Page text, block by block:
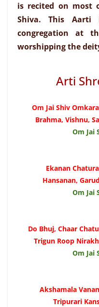
is recited on most
Shiva. This
congregation at
worshipping the
Arti
Om Jai Shiv
Brahma, Vishnu,
Om Jai
Ekanan
Hansanan,
Om Jai
Do Bhuj, Chaar
Trigun Roop
Om Jai
Akshamala
Tripurari